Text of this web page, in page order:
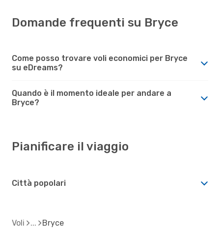
Domande frequenti su Bryce
Come posso trovare voli economici per Bryce
su eDreams?
Quando è il momento ideale per andare a
Bryce?
Pianificare il viaggio
Città popolari
Voli Bryce